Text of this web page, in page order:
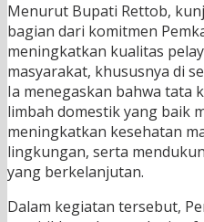
Menurut Bupati Rettob,
bagian dari komitmen
meningkatkan kualitas
masyarakat, khususnya di
Ia menegaskan bahwa tata
limbah domestik yang baik
meningkatkan kesehatan
lingkungan, serta
yang berkelanjutan.
Dalam kegiatan tersebut,